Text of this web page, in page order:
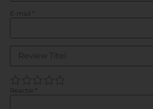
E-mail *
5
4
3
2
Reactie *